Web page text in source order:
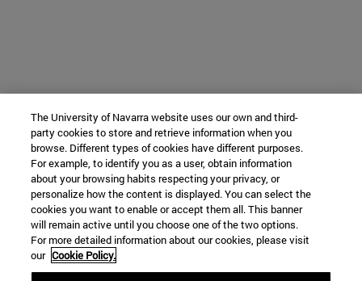
The University of Navarra website uses our own and third-
party cookies to store and retrieve information when you
browse. Different types of cookies have different purposes.
For example, to identify you as a user, obtain information
about your browsing habits respecting your privacy, or
personalize how the content is displayed. You can select the
cookies you want to enable or accept them all. This banner
will remain active until you choose one of the two options.
For more detailed information about our cookies, please visit
our Cookie Policy.